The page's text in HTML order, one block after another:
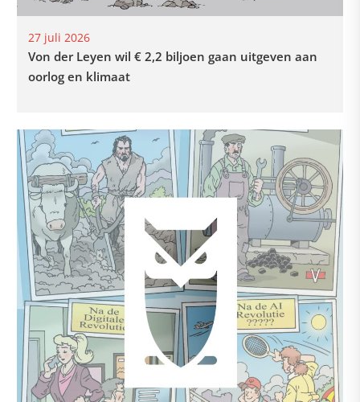
27 juli 2026
Von der Leyen wil € 2,2 biljoen gaan uitgeven aan
oorlog en klimaat